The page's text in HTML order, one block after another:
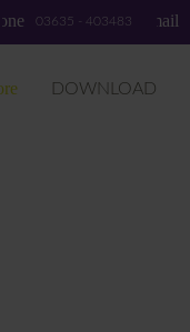
email
03635 - 403483
DOWNLOAD